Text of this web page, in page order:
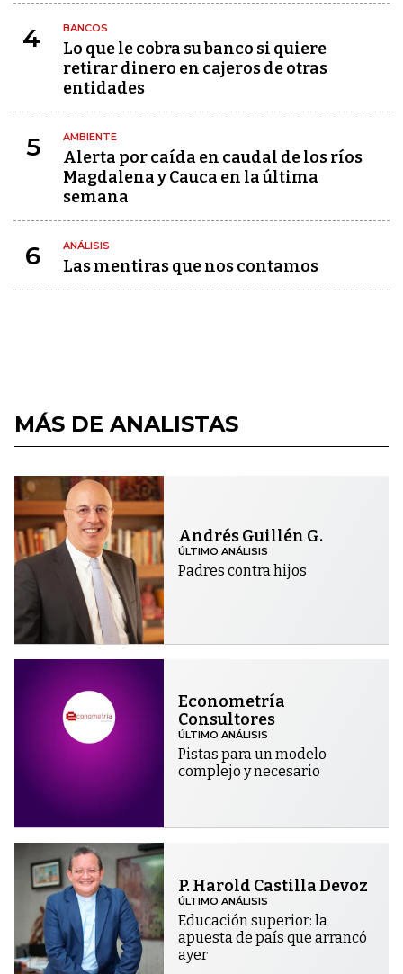
4 BANCOS
Lo que le cobra su banco si quiere
retirar dinero en cajeros de otras
entidades
5 AMBIENTE
Alerta por caída en caudal de los ríos
Magdalena y Cauca en la última
semana
6 ANÁLISIS
Las mentiras que nos contamos
MÁS DE ANALISTAS
Andrés Guillén G.
ÚLTIMO ANÁLISIS
Padres contra hijos
Econometría
Consultores
ÚLTIMO ANÁLISIS
Pistas para un modelo
complejo y necesario
P. Harold Castilla Devoz
ÚLTIMO ANÁLISIS
Educación superior: la
apuesta de país que arrancó
ayer